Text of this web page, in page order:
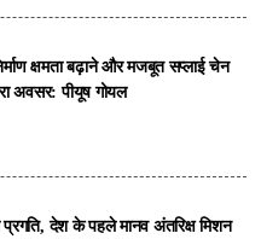
क्षमता बढ़ाने और मजबूत सप्लाई चेन
अवसर: पीयूष गोयल
देश के पहले मानव अंतरिक्ष मिशन